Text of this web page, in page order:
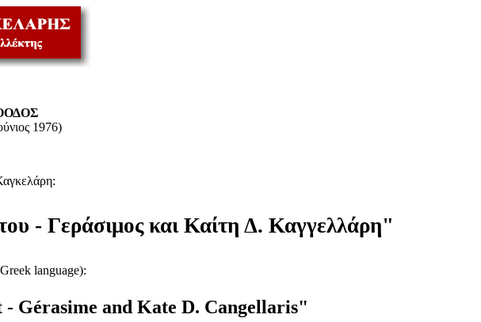
1976)
- Γεράσιμος και Καίτη Δ. Καγγελλάρη"
language):
- Gérasime and Kate D. Cangellaris"